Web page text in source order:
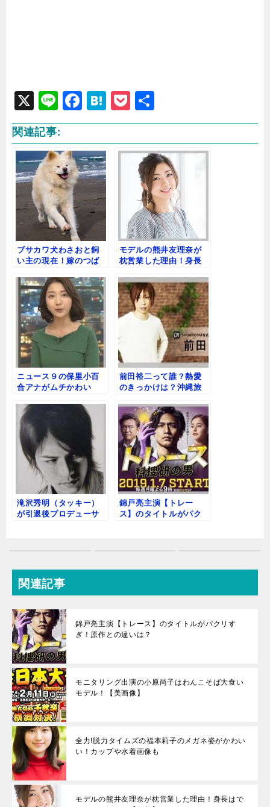
X
Li
n
e
F
a
c
e
b
o
o
k
H
at
e
P
o
c
k
e
t
有
関連記事:
ブサカワ犬わさおと飼
い主の現在！嫁のつば
モデルの熊井友理奈が
枕営業した理由！身長
【画像】
ニュース９の保里小百
合アナがムチかわい
プ？
前田裕二って誰？熱愛
のきっかけは？沖縄旅
に似てる！
滝沢秀明（タッキー）
が引退後プロデューサ
錦戸亮主演【トレー
ス】のタイトルがパク
関連記事
錦戸亮主演【トレース】のタイトルがパクリす
ぎ！原作との違いは？
モニタリング出演の小原尚子はわんこそば大食い
モデル！【美画像】
全力!脱力タイムズの福本莉子のメガネ姿がかわい
い！カップや水着画像も
モデルの熊井友理奈が枕営業した理由！身長はで